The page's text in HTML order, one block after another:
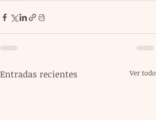
Entradas recientes Ver todo